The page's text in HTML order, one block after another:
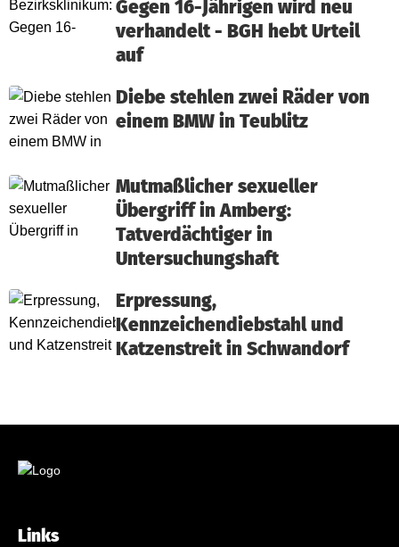
Gegen 16-Jährigen wird neu
verhandelt - BGH hebt Urteil
auf
Diebe stehlen zwei Räder von
einem BMW in Teublitz
Mutmaßlicher sexueller
Übergriff in Amberg:
Tatverdächtiger in
Untersuchungshaft
Erpressung,
Kennzeichendiebstahl und
Katzenstreit in Schwandorf
Links